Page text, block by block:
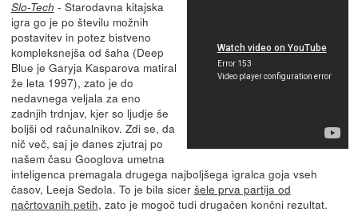
Slo-Tech - Starodavna kitajska
igra go je po številu možnih
postavitev in potez bistveno
kompleksnejša od šaha (Deep
Blue je Garyja Kasparova matiral
že leta 1997), zato je do
nedavnega veljala za eno
zadnjih trdnjav, kjer so ljudje še
boljši od računalnikov. Zdi se, da
nič več, saj je danes zjutraj po
našem času Googlova umetna
inteligenca premagala drugega najboljšega igralca goja vseh
časov, Leeja Sedola. To je bila sicer šele prva partija od
načrtovanih petih, zato je mogoč tudi drugačen končni rezultat.